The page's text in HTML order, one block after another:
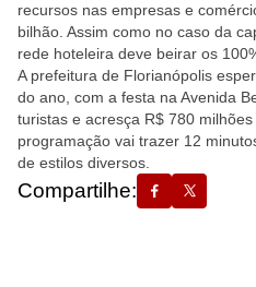
recursos nas empresas e
bilhão. Assim como no caso da
rede hoteleira deve beirar os
A prefeitura de Florianópolis
do ano, com a festa na Avenida
turistas e acresça R$ 780
programação vai trazer 12
de estilos diversos.
Compartilhe: